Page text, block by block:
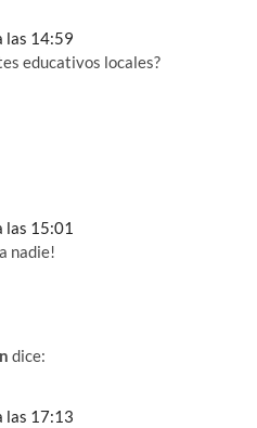
las 14:59
educativos locales?
las 15:01
nadie!
dice:
las 17:13